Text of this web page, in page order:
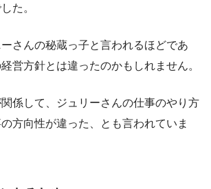
た。
さんの秘蔵っ子と言われるほどであ
営方針とは違ったのかもしれません。
係して、ジュリーさんの仕事のやり方
方向性が違った、とも言われていま